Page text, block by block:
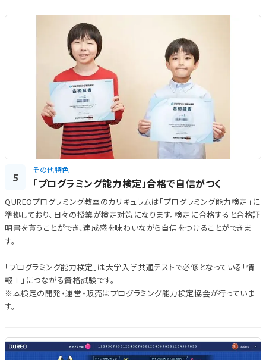
5
その他特色
「プログラミング能力検定」合格で自信がつく
QUREOプログラミング教室のカリキュラムは「プログラミング能力検定」に
準拠しており、日々の授業が検定対策になります。検定に合格すると合格証
明書を貰うことができ、達成感を味わいながら自信をつけることができま
す。
「プログラミング能力検定」は大学入学共通テストで必修となっている「情
報Ⅰ」につながる資格試験です。
※本検定の開発・運営・販売はプログラミング能力検定協会が行っていま
す。